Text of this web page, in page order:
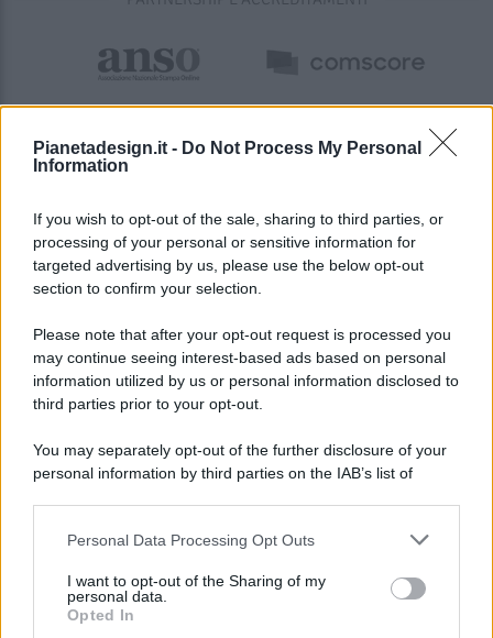
Pianetadesign.it - Do Not Process My Personal
Information
If you wish to opt-out of the sale, sharing to third parties, or
processing of your personal or sensitive information for
targeted advertising by us, please use the below opt-out
section to confirm your selection.
Please note that after your opt-out request is processed you
may continue seeing interest-based ads based on personal
information utilized by us or personal information disclosed to
third parties prior to your opt-out.
You may separately opt-out of the further disclosure of your
personal information by third parties on the IAB’s list of
This information may also be disclosed by us to third parties
disclose it to other third parties.
Personal Data Processing Opt Outs
I want to opt-out of the Sharing of my
personal data.
Opted In
© 2026 - Pianeta Design - P.IVA 04827280654 - Testata
Registrata Al Tribunale Di Nocera Inferiore N. 8/2020 - RG N.
ISCRIZIONE AL ROC N. 35792 – ISCRITTA ALL’ANSO
(ASSOCIAZIONE NAZIONALE STAMPA ONLINE)
PREFERENZE PRIVACY